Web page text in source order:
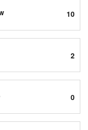
10
2
0